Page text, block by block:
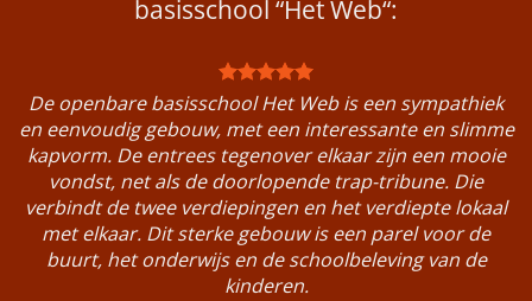
basisschool “Het Web“:
De openbare basisschool Het Web is een sympathiek
en eenvoudig gebouw, met een interessante en slimme
kapvorm. De entrees tegenover elkaar zijn een mooie
vondst, net als de doorlopende trap-tribune. Die
verbindt de twee verdiepingen en het verdiepte lokaal
met elkaar. Dit sterke gebouw is een parel voor de
buurt, het onderwijs en de schoolbeleving van de
kinderen.